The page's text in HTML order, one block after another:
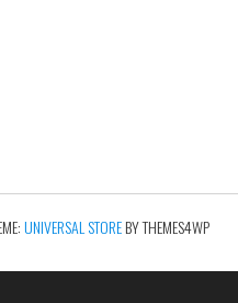
UNIVERSAL STOREBY THEMES4WP